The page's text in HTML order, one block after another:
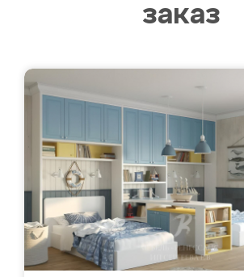
заказ